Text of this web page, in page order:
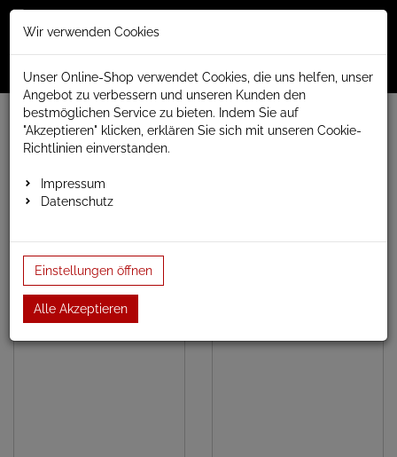
Menü
www.anapont.eu
elektrischer Badheizkörper
Serie Badheizkörper elektrisch
Badheizkörper Baubreite 500mm
Höhe 775mm
Wir verwenden Cookies
Unser Online-Shop verwendet Cookies, die uns helfen, unser
Angebot zu verbessern und unseren Kunden den
bestmöglichen Service zu bieten. Indem Sie auf
"Akzeptieren" klicken, erklären Sie sich mit unseren Cookie-
Richtlinien einverstanden.
Impressum
Datenschutz
Einstellungen öffnen
Alle Akzeptieren